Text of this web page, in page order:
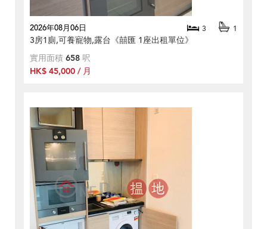
2026年08月06日 3 1
3房1廁,可養寵物,露台《囍匯 1座出租單位》
實用面積 658 呎
HK$ 45,000 / 月